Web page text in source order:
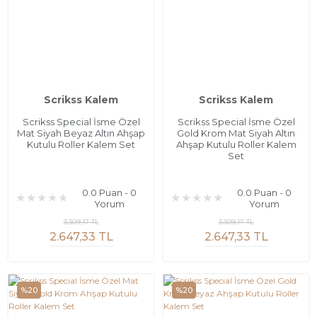
Scrikss Kalem
Scrikss Special İsme Özel
Mat Siyah Beyaz Altın Ahşap
Kutulu Roller Kalem Set
0.0 Puan - 0
Yorum
2.647,33 TL
3.309,17 TL
Scrikss Kalem
Scrikss Special İsme Özel
Gold Krom Mat Siyah Altın
Ahşap Kutulu Roller Kalem
Set
0.0 Puan - 0
Yorum
2.647,33 TL
3.309,17 TL
%20 %20